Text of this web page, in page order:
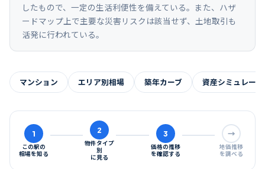
したもので、一定の生活利便性を備えている。また、ハザ
ードマップ上で主要な災害リスクは該当せず、土地取引も
活発に行われている。
マンション エリア別相場 築年カーブ 資産シミュレー
1
この駅の
相場を知る
2
物件タイプ
別
に見る
3
価格の推移
を確認する
→
地価推移
を調べる